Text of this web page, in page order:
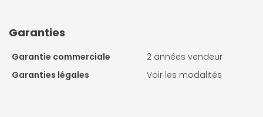
Garanties
Garantie commerciale
2 années vendeur
Garanties légales
Voir les modalités